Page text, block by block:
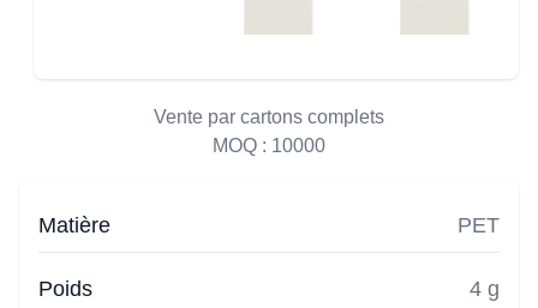
Vente par cartons complets
MOQ : 10000
Matière PET
Poids 4 g